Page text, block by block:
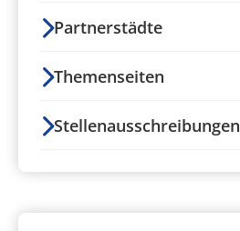
Partnerstädte
Themenseiten
Stellenausschreibungen